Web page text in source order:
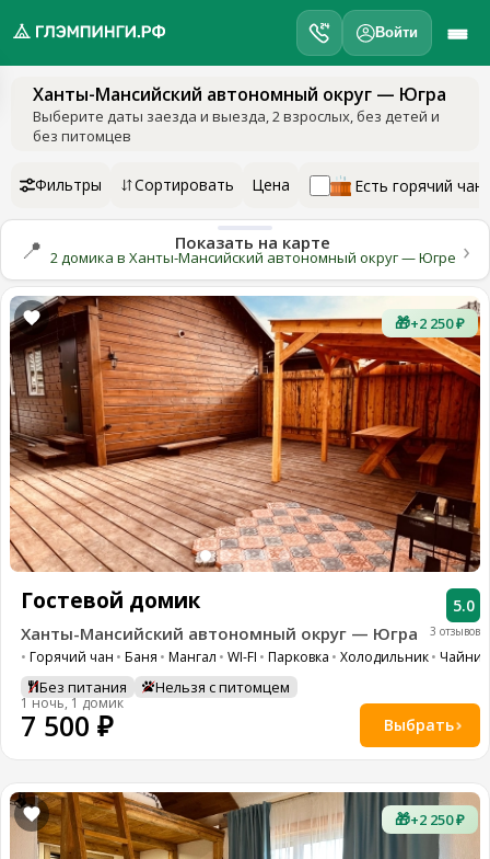
Войти
Мои
Подарочные
сертификаты
Ханты-Мансийский автономный округ — Югра
Выберите даты заезда и выезда, 2 взрослых, без детей и
без питомцев
Фильтры Сортировать Цена Есть горячий чан
📍 Показать на карте
2 домика в Ханты-Мансийский автономный округ — Югре ›
🎁+2 250 ₽
3 отзывов
5.0
Гостевой домик
Ханты-Мансийский автономный округ — Югра
Горячий чан Баня Мангал WI-FI Парковка Холодильник Чайник
Без питания Нельзя с питомцем
1 ночь, 1 домик
7 500 ₽ Выбрать
🎁+2 250 ₽